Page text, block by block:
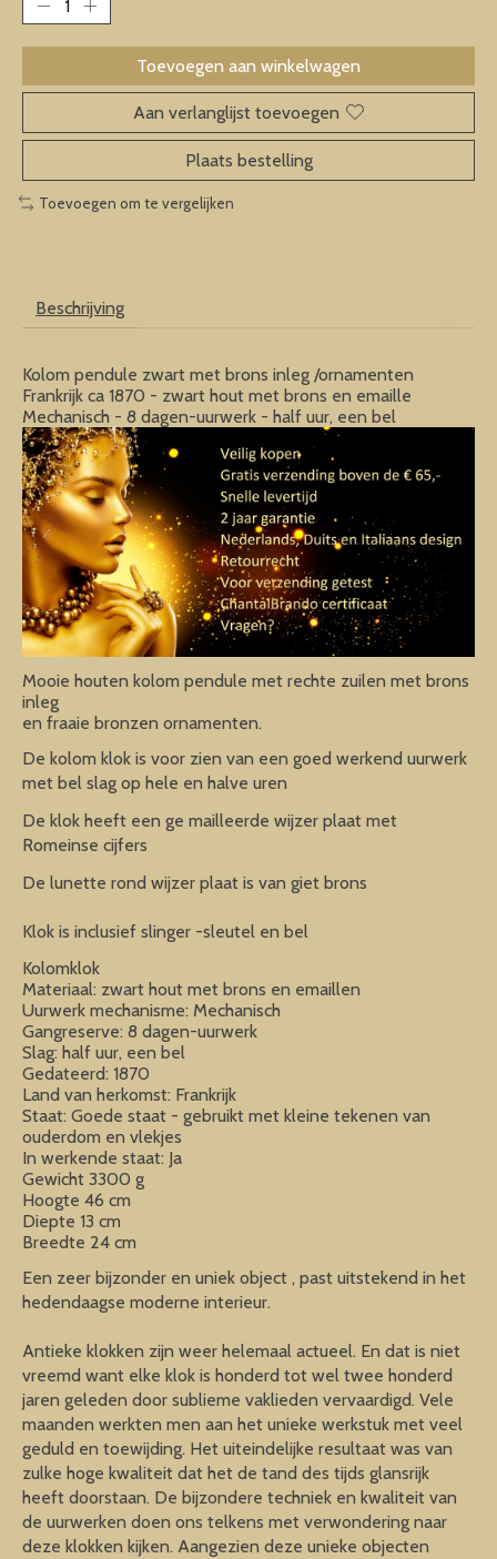
Toevoegen aan winkelwagen
Aan verlanglijst toevoegen
Plaats bestelling
Toevoegen om te vergelijken
Beschrijving
Kolom pendule zwart met brons inleg /ornamenten
Frankrijk ca 1870 - zwart hout met brons en emaille
Mechanisch - 8 dagen-uurwerk - half uur, een bel
Mooie houten kolom pendule met rechte zuilen met brons
inleg
en fraaie bronzen ornamenten.
De kolom klok is voor zien van een goed werkend uurwerk
met bel slag op hele en halve uren
De klok heeft een ge mailleerde wijzer plaat met
Romeinse cijfers
De lunette rond wijzer plaat is van giet brons
Klok is inclusief slinger -sleutel en bel
Kolomklok
Materiaal: zwart hout met brons en emaillen
Uurwerk mechanisme: Mechanisch
Gangreserve: 8 dagen-uurwerk
Slag: half uur, een bel
Gedateerd: 1870
Land van herkomst: Frankrijk
Staat: Goede staat - gebruikt met kleine tekenen van
ouderdom en vlekjes
In werkende staat: Ja
Gewicht 3300 g
Hoogte 46 cm
Diepte 13 cm
Breedte 24 cm
Een zeer bijzonder en uniek object , past uitstekend in het
hedendaagse moderne interieur.
Antieke klokken zijn weer helemaal actueel. En dat is niet
vreemd want elke klok is honderd tot wel twee honderd
jaren geleden door sublieme vaklieden vervaardigd. Vele
maanden werkten men aan het unieke werkstuk met veel
geduld en toewijding. Het uiteindelijke resultaat was van
zulke hoge kwaliteit dat het de tand des tijds glansrijk
heeft doorstaan. De bijzondere techniek en kwaliteit van
de uurwerken doen ons telkens met verwondering naar
deze klokken kijken. Aangezien deze unieke objecten